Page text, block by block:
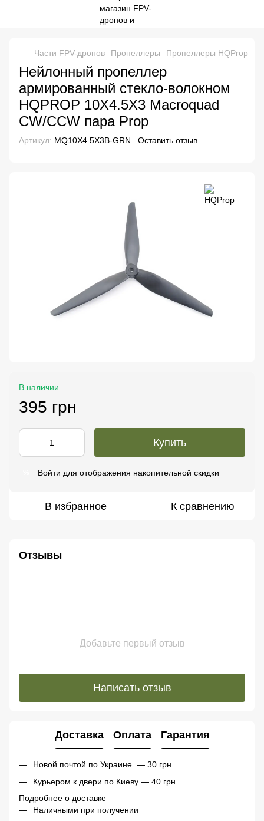
Части FPV-дронов Пропеллеры Пропеллеры HQProp
Нейлонный пропеллер
армированный стекло-волокном
HQPROP 10X4.5X3 Macroquad
CW/CCW пара Prop
Артикул: MQ10X4.5X3B-GRN Оставить отзыв
В наличии
395 грн
Купить
Войти для отображения накопительной скидки
В избранное К сравнению
Отзывы
Добавьте первый отзыв
Написать отзыв
Доставка Оплата Гарантия
Новой почтой по Украине — 30 грн.
Курьером к двери по Киеву — 40 грн.
Подробнее о доставке
Наличными при получении